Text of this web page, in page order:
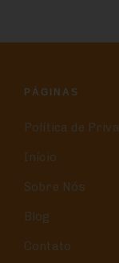
PÁGINAS
Política de
Início
Sobre Nós
Blog
Contato